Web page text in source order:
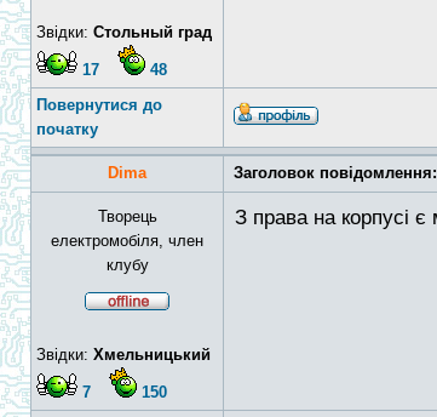
Звідки: Стольный град
17 48
Повернутися до
початку
Dima Заголовок повідомлення:
Творець
електромобіля, член
клубу
Звідки: Хмельницький
7 150
З права на корпусі